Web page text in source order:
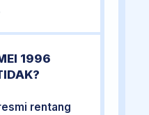
1996
rentang